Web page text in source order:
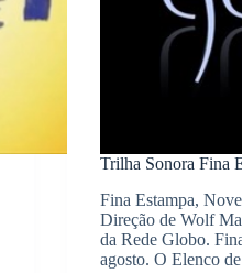
Trilha Sonora Fina
Fina Estampa,
Direção de Wolf
da Rede Globo.
agosto. O Elenco